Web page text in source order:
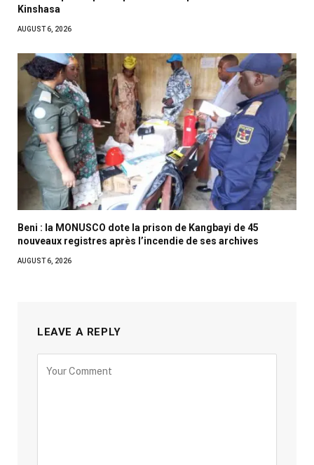
Kinshasa
AUGUST 6, 2026
Beni : la MONUSCO dote la prison de Kangbayi de 45
nouveaux registres après l’incendie de ses archives
AUGUST 6, 2026
LEAVE A REPLY